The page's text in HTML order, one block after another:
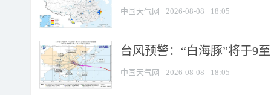
中国天气网 2026-08-08 18:05
台风预警：“白海豚”将于9
中国天气网 2026-08-08 18:05